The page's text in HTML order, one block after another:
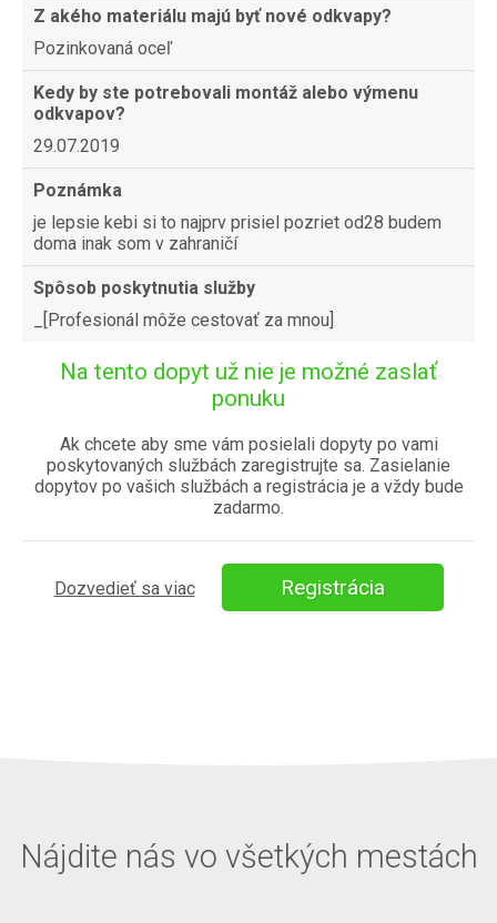
Z akého materiálu majú byť nové odkvapy?
Pozinkovaná oceľ
Kedy by ste potrebovali montáž alebo výmenu
odkvapov?
29.07.2019
Poznámka
je lepsie kebi si to najprv prisiel pozriet od28 budem
doma inak som v zahraničí
Spôsob poskytnutia služby
_[Profesionál môže cestovať za mnou]
Na tento dopyt už nie je možné zaslať
ponuku
Ak chcete aby sme vám posielali dopyty po vami
poskytovaných službách zaregistrujte sa. Zasielanie
dopytov po vašich službách a registrácia je a vždy bude
zadarmo.
Dozvedieť sa viac Registrácia
Nájdite nás vo všetkých mestách